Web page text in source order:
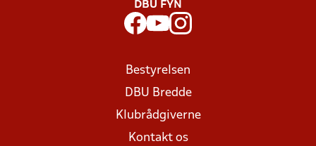
DBU FYN
Bestyrelsen
DBU Bredde
Klubrådgiverne
Kontakt os